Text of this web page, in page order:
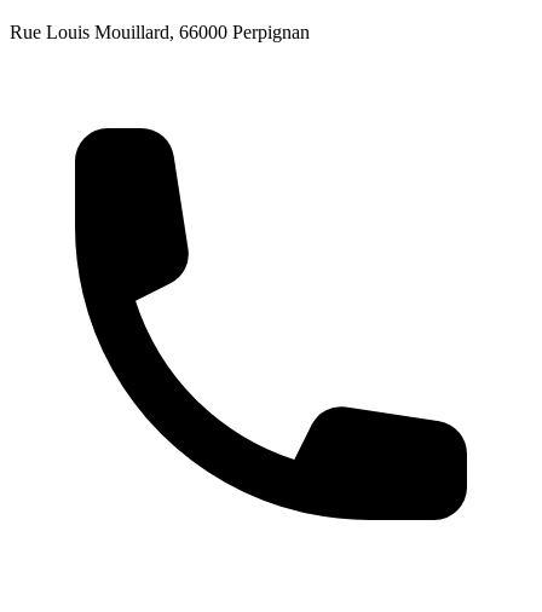
Rue Louis Mouillard, 66000 Perpignan